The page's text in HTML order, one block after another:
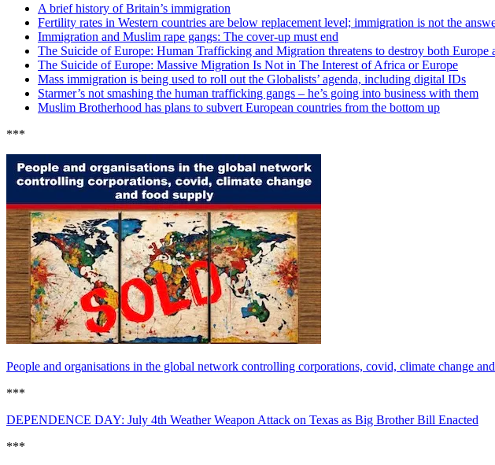
A brief history of Britain’s immigration
Fertility rates in Western countries are below replacement level; immigration is not the
Immigration and Muslim rape gangs: The cover-up must end
The Suicide of Europe: Human Trafficking and Migration threatens to destroy both Europe
The Suicide of Europe: Massive Migration Is Not in The Interest of Africa or Europe
Mass immigration is being used to roll out the Globalists’ agenda, including digital IDs
Starmer’s not smashing the human trafficking gangs – he’s going into business with them
Muslim Brotherhood has plans to subvert European countries from the bottom up
***
People and organisations in the global network controlling corporations, covid, climate change
***
DEPENDENCE DAY: July 4th Weather Weapon Attack on Texas as Big Brother Bill Enacted
***